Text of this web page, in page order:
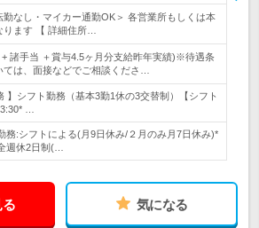
勤なし・マイカー通勤OK＞ 各営業所もしくは本
ります 【 詳細住所…
+ 諸手当 ＋賞与4.5ヶ月分支給昨年実績)※待遇条
ては、面接などでご相談くださ…
】シフト勤務（基本3勤1休の3交替制）【シフト
…
務:シフトによる(月9日休み/２月のみ月7日休み)*
休2日制(…
気になる